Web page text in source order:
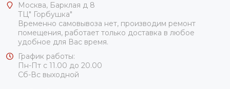
Москва, Барклая д 8
ТЦ" Горбушка"
Временно самовывоза нет, производим ремонт
помещения, работает только доставка в любое
удобное для Вас время.
График работы:
Пн-Пт с 11.00 до 20.00
Сб-Вс выходной